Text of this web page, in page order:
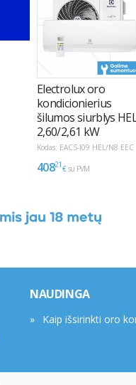
NAUDINGA
Kaip išsirinkti oro